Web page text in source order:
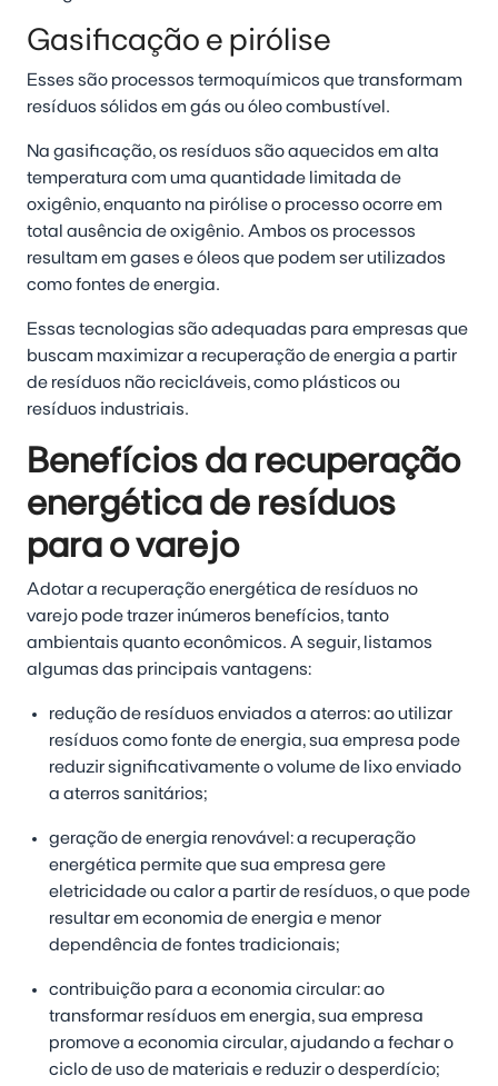
Gasificação e pirólise
Esses são processos termoquímicos que transformam
resíduos sólidos em gás ou óleo combustível.
Na gasificação, os resíduos são aquecidos em alta
temperatura com uma quantidade limitada de
oxigênio, enquanto na pirólise o processo ocorre em
total ausência de oxigênio. Ambos os processos
resultam em gases e óleos que podem ser utilizados
como fontes de energia.
Essas tecnologias são adequadas para empresas que
buscam maximizar a recuperação de energia a partir
de resíduos não recicláveis, como plásticos ou
resíduos industriais.
Benefícios da recuperação
energética de resíduos
para o varejo
Adotar a recuperação energética de resíduos no
varejo pode trazer inúmeros benefícios, tanto
ambientais quanto econômicos. A seguir, listamos
algumas das principais vantagens:
redução de resíduos enviados a aterros:ao utilizar
resíduos como fonte de energia, sua empresa pode
reduzir significativamente o volume de lixo enviado
a aterros sanitários;
geração de energia renovável:a recuperação
energética permite que sua empresa gere
eletricidade ou calor a partir de resíduos, o que pode
resultar em economia de energia e menor
dependência de fontes tradicionais;
contribuição para a economia circular:ao
transformar resíduos em energia, sua empresa
promove a economia circular, ajudando a fechar o
ciclo de uso de materiais e reduzir o desperdício;